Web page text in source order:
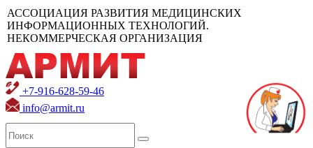
АССОЦИАЦИЯ РАЗВИТИЯ МЕДИЦИНСКИХ
ИНФОРМАЦИОННЫХ ТЕХНОЛОГИЙ.
НЕКОММЕРЧЕСКАЯ ОРГАНИЗАЦИЯ
+7-916-628-59-46
info@armit.ru